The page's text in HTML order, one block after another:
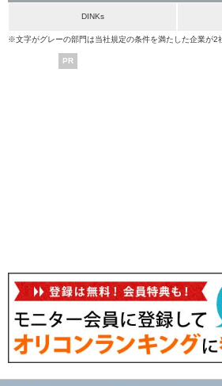
DINKs
※文字がグレーの部門は当社規定の条件を満たした企業が2
PR